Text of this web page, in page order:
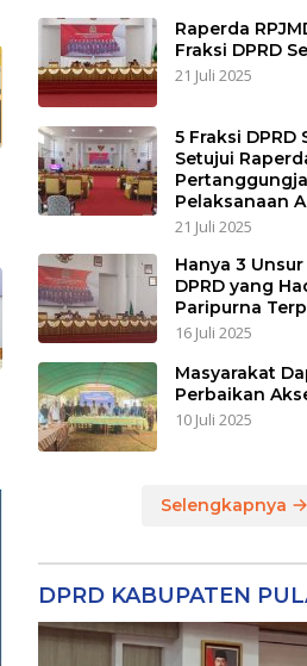
Raperda
Fraksi DPRD
21 Juli 2025
5 Fraksi DPRD
Setujui
Pelaksanaan
21 Juli 2025
Hanya 3
DPRD yang
Paripurna
16 Juli 2025
Masyarakat
Perbaikan
10 Juli 2025
Selengkapnya
DPRD KABUPATEN